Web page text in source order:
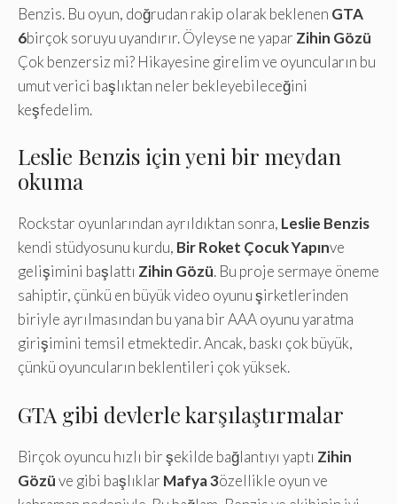
Benzis. Bu oyun, doğrudan rakip olarak beklenen GTA
6birçok soruyu uyandırır. Öyleyse ne yapar Zihin Gözü
Çok benzersiz mi? Hikayesine girelim ve oyuncuların bu
umut verici başlıktan neler bekleyebileceğini
keşfedelim.
Leslie Benzis için yeni bir meydan
okuma
Rockstar oyunlarından ayrıldıktan sonra, Leslie Benzis
kendi stüdyosunu kurdu, Bir Roket Çocuk Yapınve
gelişimini başlattı Zihin Gözü. Bu proje sermaye öneme
sahiptir, çünkü en büyük video oyunu şirketlerinden
biriyle ayrılmasından bu yana bir AAA oyunu yaratma
girişimini temsil etmektedir. Ancak, baskı çok büyük,
çünkü oyuncuların beklentileri çok yüksek.
GTA gibi devlerle karşılaştırmalar
Birçok oyuncu hızlı bir şekilde bağlantıyı yaptı Zihin
Gözüve gibi başlıklar Mafya 3özellikle oyun ve